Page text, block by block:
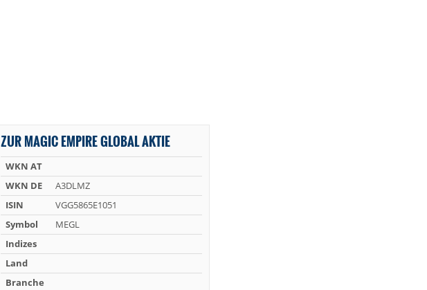
ZUR MAGIC EMPIRE GLOBAL AKTIE
WKN AT
WKN DE
A3DLMZ
ISIN
VGG5865E1051
Symbol
MEGL
Indizes
Land
Branche